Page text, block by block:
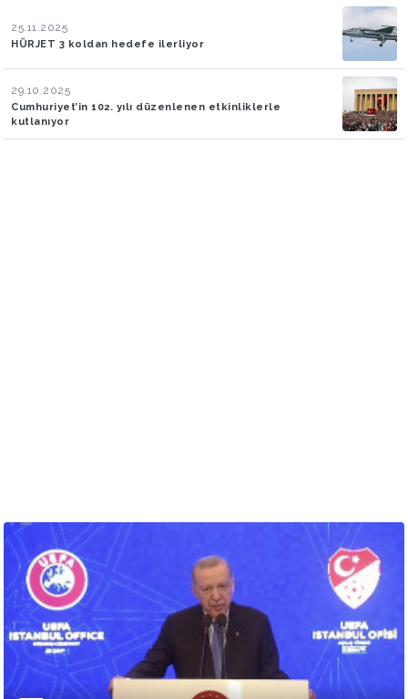
25.11.2025
HÜRJET 3 koldan hedefe ilerliyor
29.10.2025
Cumhuriyet’in 102. yılı düzenlenen etkinliklerle
kutlanıyor